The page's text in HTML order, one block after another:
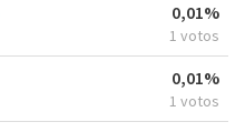
0,01%
1 votos
0,01%
1 votos